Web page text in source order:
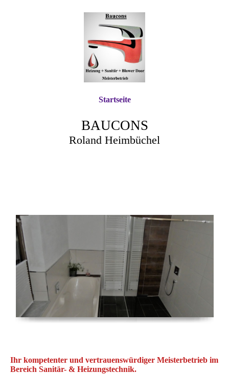
BAUCONS
Roland Heimbüchel
Startseite
Ihr kompetenter und vertrauenswürdiger Meisterbetrieb im
Bereich Sanitär- & Heizungstechnik.